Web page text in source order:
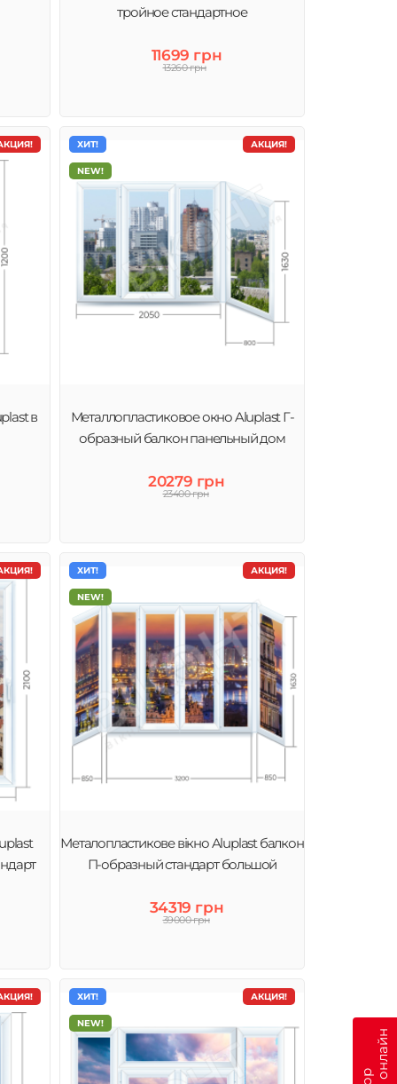
тройное стандартное
11699 грн
13260 грн
в
АКЦИЯ!
ХИТ!
NEW!
Металлопластиковое окно Aluplast Г-
образный балкон панельный дом
20279 грн
23400 грн
АКЦИЯ!
ХИТ!
NEW!
Металопластикове вікно Aluplast балкон
П-образный стандарт большой
34319 грн
39000 грн
АКЦИЯ!
ХИТ!
NEW!